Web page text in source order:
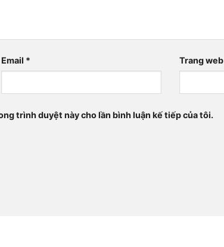
Email * Trang web
trình duyệt này cho lần bình luận kế tiếp của tôi.